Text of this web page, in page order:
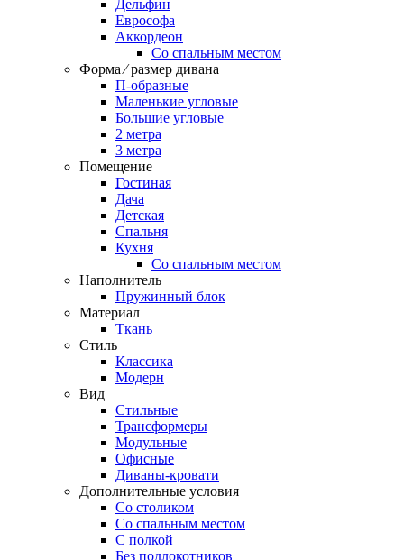
Дельфин
Еврософа
Аккордеон
Со спальным местом
Форма ⁄ размер дивана
П-образные
Маленькие угловые
Большие угловые
2 метра
3 метра
Помещение
Гостиная
Дача
Детская
Спальня
Кухня
Со спальным местом
Наполнитель
Пружинный блок
Материал
Ткань
Стиль
Классика
Модерн
Вид
Стильные
Трансформеры
Модульные
Офисные
Диваны-кровати
Дополнительные условия
Со столиком
Со спальным местом
С полкой
Без подлокотников